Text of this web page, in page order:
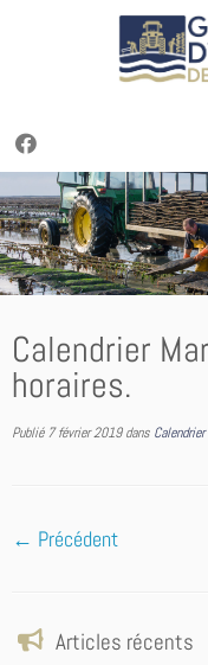
au
contenu
Calendrier
horaires.
Publié 7 février 2019dans
← Précédent
Articles récents
Cookies